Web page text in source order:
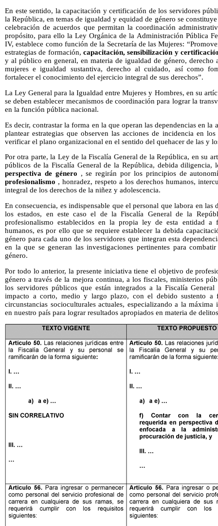
En este sentido, la capacitación y certificación de los servidores
la República, en temas de igualdad y equidad de género se
celebración de acuerdos que permitan la coordinación
propósito, para ello la Ley Orgánica de la Administración Pública
IV, establece como función de la Secretaría de las Mujeres:
estrategias de formación,capacitación, sensibilización y
y al público en general, en materia de igualdad de género,
mujeres e igualdad sustantiva, derecho al cuidado, así como
fortalecer el conocimiento del ejercicio integral de sus derechos”.
La Ley General para la Igualdad entre Mujeres y Hombres, en su
se deben establecer mecanismos de coordinación para lograr la
en la función pública nacional.
Es decir, contrastar la forma en la que operan las dependencias en
plantear estrategias que observen las acciones de incidencia en
verificar el plano organizacional en el sentido del quehacer de las y
Por otra parte, la Ley de la Fiscalía General de la República, en su
públicos de la Fiscalía General de la República, debida diligencia,
perspectiva de género , se regirán por los principios de
profesionalismo , honradez, respeto a los derechos humanos,
integral de los derechos de la niñez y adolescencia.
En consecuencia, es indispensable que el personal que labora en
los estados, en este caso el de la Fiscalía General de la
profesionalismo establecidos en la propia ley de esta entidad a
humanos, es por ello que se requiere establecer la debida
género para cada uno de los servidores que integran esta
en la que se generan las investigaciones pertinentes para
género.
Por todo lo anterior, la presente iniciativa tiene el objetivo de
género a través de la mejora continua, a los fiscales, ministerios
los servidores públicos que están integrados a la Fiscalía
impacto a corto, medio y largo plazo, con el debido sustento a
circunstancias socioculturales actuales, especializando a la
en nuestro país para lograr resultados apropiados en materia de